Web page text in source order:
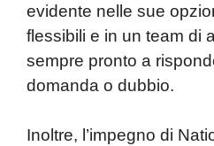
evidente nelle sue
flessibili e in un team di
sempre pronto a
domanda o dubbio.
Inoltre, l’impegno di